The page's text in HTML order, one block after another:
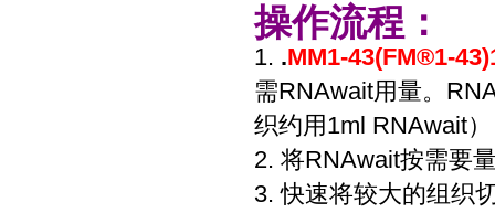
操作流程：
1. .MM1-43(FM®1-
需RNAwait用量。
织约用1ml RNAwait
2. 将RNAwait按需要
3. 快速将较大的组织